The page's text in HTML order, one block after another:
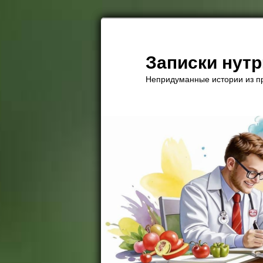
Записки
Непридуманные истории из